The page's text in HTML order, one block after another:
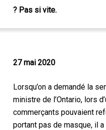
? Pas si vite.
27 mai 2020
Lorsqu’on a demandé la
ministre de l’Ontario, lors
commerçants pouvaient
portant pas de masque, il